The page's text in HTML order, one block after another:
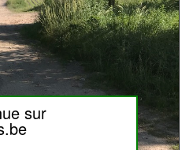
sur